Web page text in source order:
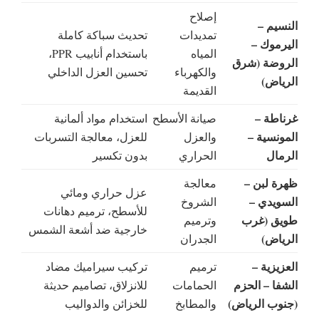
النسيم –
اليرموك –
الروضة (شرق
الرياض)
إصلاح
تمديدات
المياه
والكهرباء
القديمة
تحديث سباكة كاملة
باستخدام أنابيب PPR،
تحسين العزل الداخلي
غرناطة –
المونسية –
الرمال
صيانة الأسطح
والعزل
الحراري
استخدام مواد ألمانية
للعزل، معالجة التسربات
بدون تكسير
ظهرة لبن –
السويدي –
طويق (غرب
الرياض)
معالجة
الشروخ
وترميم
الجدران
عزل حراري ومائي
للأسطح، ترميم دهانات
خارجية ضد أشعة الشمس
العزيزية –
الشفا – الحزم
(جنوب الرياض)
ترميم
الحمامات
والمطابخ
تركيب سيراميك مضاد
للانزلاق، تصاميم حديثة
للخزائن والدواليب